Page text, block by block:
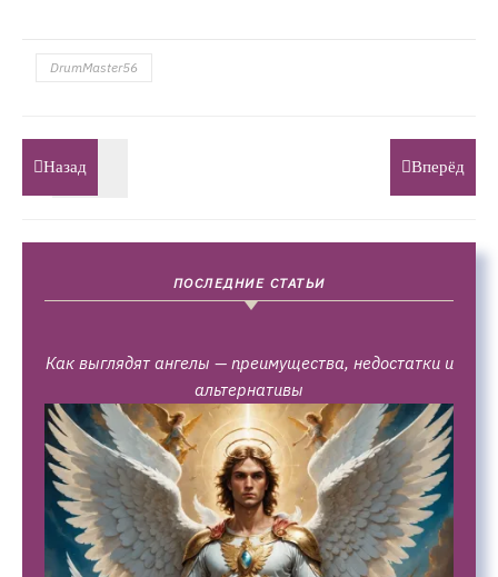
DrumMaster56
Назад Вперёд
ПОСЛЕДНИЕ СТАТЬИ
Как выглядят ангелы — преимущества, недостатки и
альтернативы